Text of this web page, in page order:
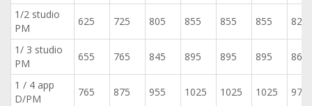
1/2 studio
PM
625 725 805 855 855 855 825
1/ 3 studio
PM
655 765 845 895 895 895 865
1 / 4 app
D/PM
765 875 955 1025 1025 1025 975